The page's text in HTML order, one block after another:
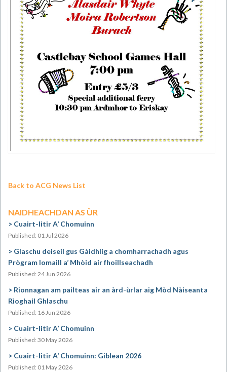
Back to ACG News List
NAIDHEACHDAN AS ÙR
Cuairt-litir A’ Chomuinn
Published: 01 Jul 2026
Glaschu deiseil gus Gàidhlig a chomharrachadh agus
Prògram Iomaill a’ Mhòid air fhoillseachadh
Published: 24 Jun 2026
Rionnagan am pailteas air an àrd-ùrlar aig Mòd Nàiseanta
Rìoghail Ghlaschu
Published: 16 Jun 2026
Cuairt-litir A’ Chomuinn
Published: 30 May 2026
Cuairt-litir A’ Chomuinn: Giblean 2026
Published: 01 May 2026